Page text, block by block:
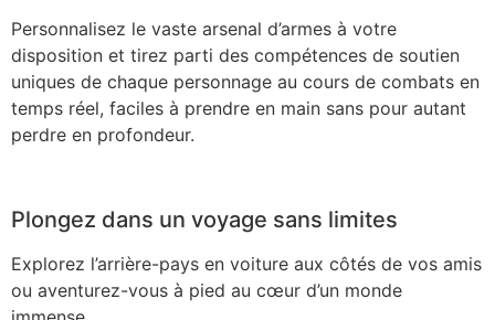
Personnalisez le vaste arsenal d’armes à votre
disposition et tirez parti des compétences de soutien
uniques de chaque personnage au cours de combats en
temps réel, faciles à prendre en main sans pour autant
perdre en profondeur.
Plongez dans un voyage sans limites
Explorez l’arrière-pays en voiture aux côtés de vos amis
ou aventurez-vous à pied au cœur d’un monde